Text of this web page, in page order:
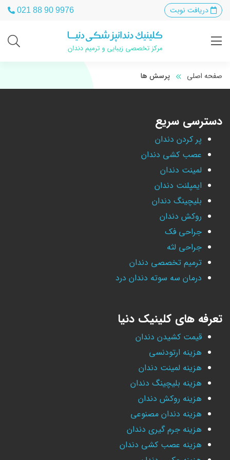
دریافت نوبت 021 88 90 9976
صفحه اصلی پرسش ها
دسترسی سریع
پر کردن دندان
عصب کشی دندان
لمینت دندان
ایمپلنت دندان
بلیچینگ دندان
روکش دندان
جراحی فک
جراحی لثه
ترمیم تخصصی دندان
درمان سه سوته دندان درد
تعرفه های کلینیک دنیا
قیمت کشیدن دندان
هزینه ارتودنسی
هزینه لمینت دندان
هزینه بلیچینگ دندان
هزینه روکش دندان
هزینه دندان مصنوعی
هزینه جرم گیری دندان
هزینه عصب کشی دندان